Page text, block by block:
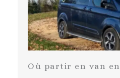
Où partir en van